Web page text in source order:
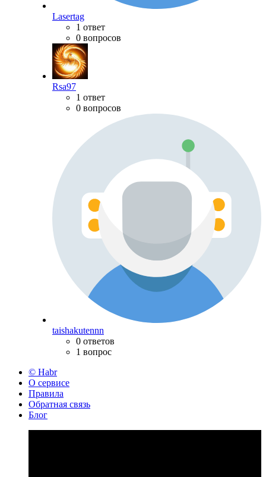
Lasertag
1 ответ
0 вопросов
Rsa97
1 ответ
0 вопросов
taishakutennn
0 ответов
1 вопрос
© Habr
О сервисе
Правила
Обратная связь
Блог